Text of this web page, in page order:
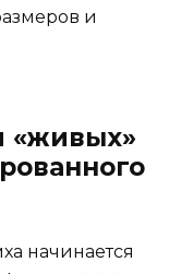
и
«живых»
начинается